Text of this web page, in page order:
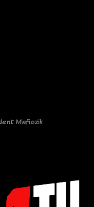
Mafiozik